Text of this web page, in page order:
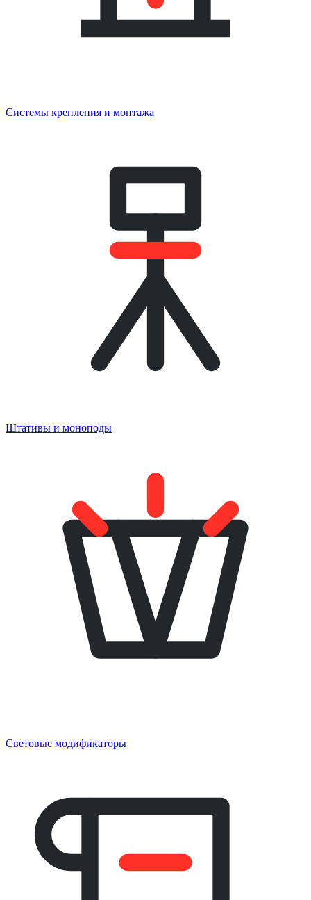
Системы крепления и монтажа
Штативы и моноподы
Световые модификаторы